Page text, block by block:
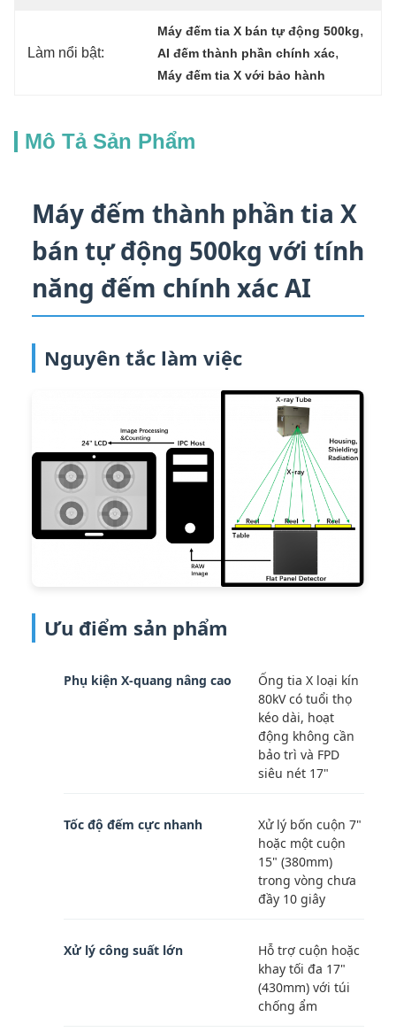
Làm nổi bật:
Máy đếm tia X bán tự động 500kg
AI đếm thành phần chính xác,
Máy đếm tia X với bảo hành
Mô Tả Sản Phẩm
Máy đếm thành phần tia X
bán tự động 500kg với tính
năng đếm chính xác AI
Nguyên tắc làm việc
Ưu điểm sản phẩm
Phụ kiện X-quang nâng cao
Ống tia X loại kín
80kV có tuổi thọ
kéo dài, hoạt
động không cần
bảo trì và FPD
siêu nét 17"
Tốc độ đếm cực nhanh
Xử lý bốn cuộn 7"
hoặc một cuộn
15" (380mm)
trong vòng chưa
đầy 10 giây
Xử lý công suất lớn
Hỗ trợ cuộn hoặc
khay tối đa 17"
(430mm) với túi
chống ẩm